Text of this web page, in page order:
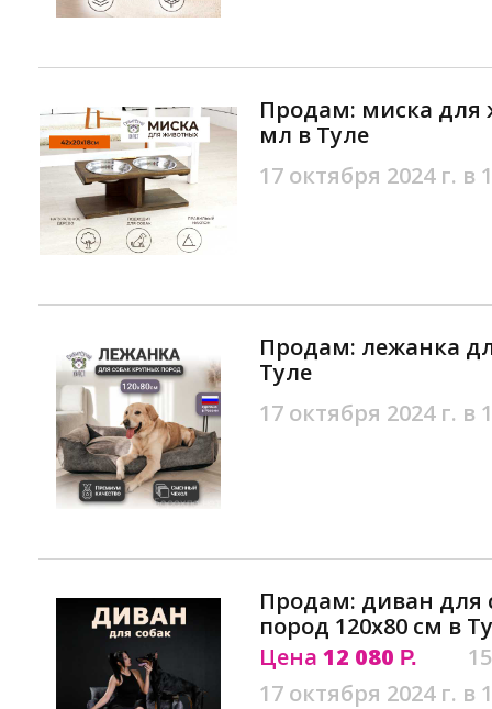
Продам: миска для
мл в Туле
17 октября 2024 г. в
Продам: лежанка
Туле
17 октября 2024 г. в
Продам: диван для
пород 120х80 см в
Цена 12 080 Р.
17 октября 2024 г. в